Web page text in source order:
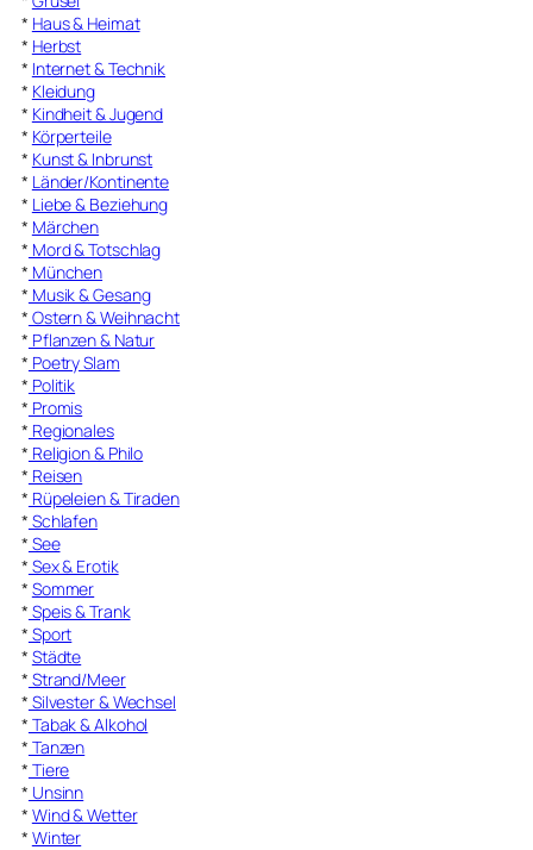
* Haus & Heimat
* Herbst
* Internet & Technik
* Kleidung
* Kindheit & Jugend
* Körperteile
* Kunst & Inbrunst
* Länder/Kontinente
* Liebe & Beziehung
* Märchen
* Mord & Totschlag
* München
* Musik & Gesang
* Ostern & Weihnacht
* Pflanzen & Natur
* Poetry Slam
* Politik
* Promis
* Regionales
* Religion & Philo
* Reisen
* Rüpeleien & Tiraden
* Schlafen
* See
* Sex & Erotik
* Sommer
* Speis & Trank
* Sport
* Städte
* Strand/Meer
* Silvester & Wechsel
* Tabak & Alkohol
* Tanzen
* Tiere
* Unsinn
* Wind & Wetter
* Winter